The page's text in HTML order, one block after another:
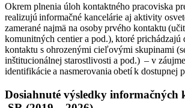
Okrem plnenia úloh kontaktného pracoviska
realizujú informačné kancelárie aj aktivity
zamerané najmä na osoby prvého kontaktu
komunitných centier a pod.), ktoré prichádzajú
kontaktu s ohrozenými cieľovými skupinami
inštitucionálnej starostlivosti a pod.) – v
identifikácie a nasmerovania obetí k dostupnej
Dosiahnuté výsledky informačných